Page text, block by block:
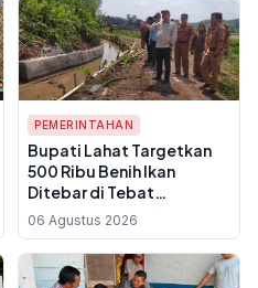
PEMERINTAHAN
Bupati Lahat Targetkan
500 Ribu Benih Ikan
Ditebar di Tebat
Mbahangan, Ganti
Kontraktor Gagal demi
Percepat Proyek
Agrowisata
06 Agustus 2026